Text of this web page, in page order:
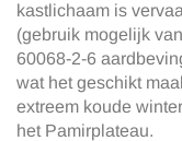
kastlichaam is
(gebruik mogelijk
60068-2-6
wat het geschikt
extreem koude
het Pamirplateau.